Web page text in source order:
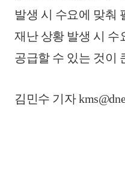
발생 시 수요에 맞춰
재난 상황 발생 시 수
공급할 수 있는 것이
김민수 기자